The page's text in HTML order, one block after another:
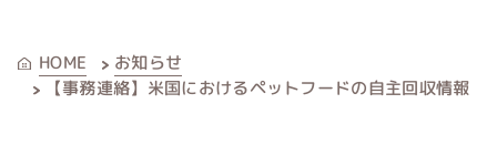
HOME お知らせ
【事務連絡】米国におけるペットフードの自主回収情報